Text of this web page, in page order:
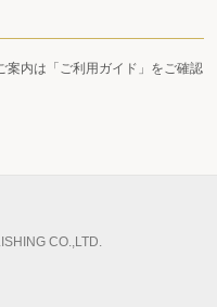
案内は「ご利用ガイド」をご確認
CO.,LTD.